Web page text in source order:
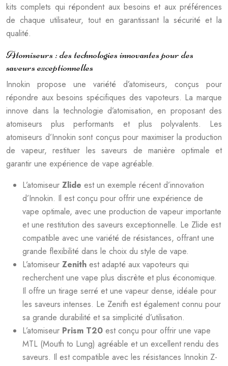
kits complets qui répondent aux besoins et aux préférences
de chaque utilisateur, tout en garantissant la sécurité et la
qualité.
Atomiseurs : des technologies innovantes pour des
saveurs exceptionnelles
Innokin propose une variété d’atomiseurs, conçus pour
répondre aux besoins spécifiques des vapoteurs. La marque
innove dans la technologie d’atomisation, en proposant des
atomiseurs plus performants et plus polyvalents. Les
atomiseurs d’Innokin sont conçus pour maximiser la production
de vapeur, restituer les saveurs de manière optimale et
garantir une expérience de vape agréable.
L’atomiseur Zlide est un exemple récent d’innovation
d’Innokin. Il est conçu pour offrir une expérience de
vape optimale, avec une production de vapeur importante
et une restitution des saveurs exceptionnelle. Le Zlide est
compatible avec une variété de résistances, offrant une
grande flexibilité dans le choix du style de vape.
L’atomiseur Zenith est adapté aux vapoteurs qui
recherchent une vape plus discrète et plus économique.
Il offre un tirage serré et une vapeur dense, idéale pour
les saveurs intenses. Le Zenith est également connu pour
sa grande durabilité et sa simplicité d’utilisation.
L’atomiseur Prism T20 est conçu pour offrir une vape
MTL (Mouth to Lung) agréable et un excellent rendu des
saveurs. Il est compatible avec les résistances Innokin Z-